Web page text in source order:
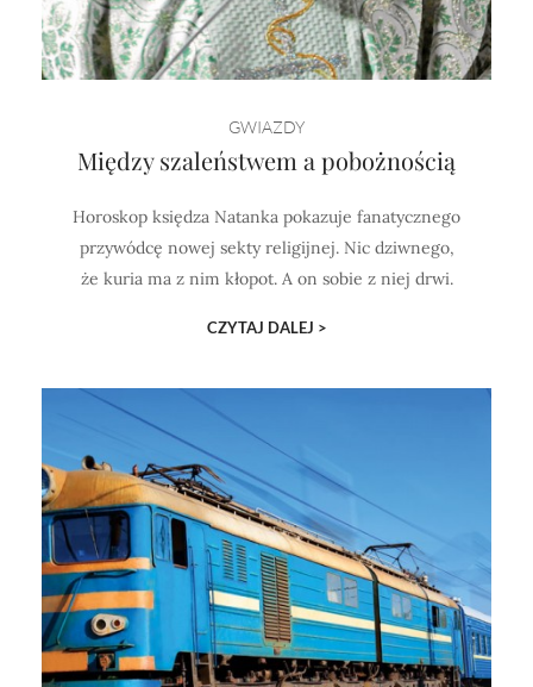
GWIAZDY
Między szaleństwem a pobożnością
Horoskop księdza Natanka pokazuje fanatycznego
przywódcę nowej sekty religijnej. Nic dziwnego,
że kuria ma z nim kłopot. A on sobie z niej drwi.
CZYTAJ DALEJ >